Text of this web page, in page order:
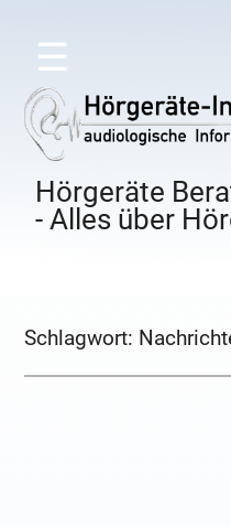
☰
Hörgeräte
- Alles über
Schlagwort: